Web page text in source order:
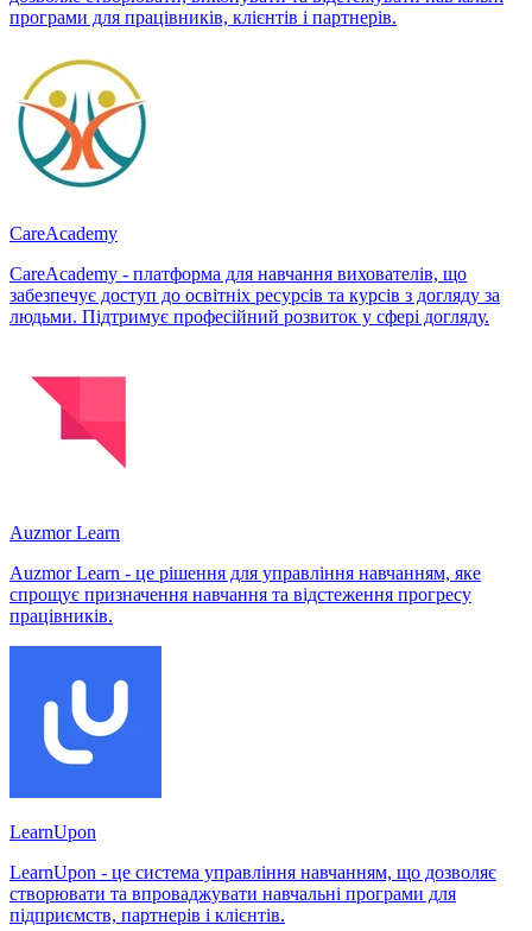
програми для працівників, клієнтів і партнерів.
CareAcademy
CareAcademy - платформа для навчання вихователів, що
забезпечує доступ до освітніх ресурсів та курсів з догляду за
людьми. Підтримує професійний розвиток у сфері догляду.
Auzmor Learn
Auzmor Learn - це рішення для управління навчанням, яке
спрощує призначення навчання та відстеження прогресу
працівників.
LearnUpon
LearnUpon - це система управління навчанням, що дозволяє
створювати та впроваджувати навчальні програми для
підприємств, партнерів і клієнтів.